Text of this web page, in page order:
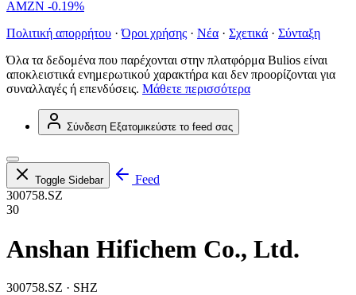
AMZN -0.19%
Πολιτική απορρήτου · Όροι χρήσης · Νέα · Σχετικά · Σύνταξη
Όλα τα δεδομένα που παρέχονται στην πλατφόρμα Bulios είναι
αποκλειστικά ενημερωτικού χαρακτήρα και δεν προορίζονται για
συναλλαγές ή επενδύσεις. Μάθετε περισσότερα
Σύνδεση Εξατομικεύστε το feed σας
Toggle Sidebar
Feed
300758.SZ
30
Anshan Hifichem Co., Ltd.
300758.SZ · SHZ